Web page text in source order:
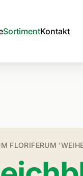
SortimentKontakt
FLORIFERUM